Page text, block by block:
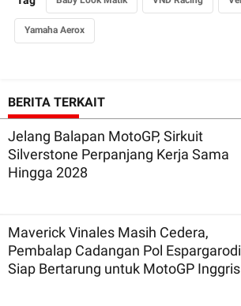
Yamaha Aerox
BERITA TERKAIT
Jelang Balapan MotoGP, Sirkuit
Silverstone Perpanjang Kerja Sama
Hingga 2028
Maverick Vinales Masih Cedera,
Pembalap Cadangan Pol Espargarodi
Siap Bertarung untuk MotoGP Inggris